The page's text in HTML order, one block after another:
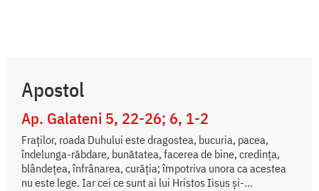
Apostol
Ap. Galateni 5, 22-26; 6, 1-2
Fraților, roada Duhului este dragostea, bucuria, pacea,
îndelunga-răbdare, bunătatea, facerea de bine, credința,
blândețea, înfrânarea, curăția; împotriva unora ca acestea
nu este lege. Iar cei ce sunt ai lui Hristos Iisus și-...